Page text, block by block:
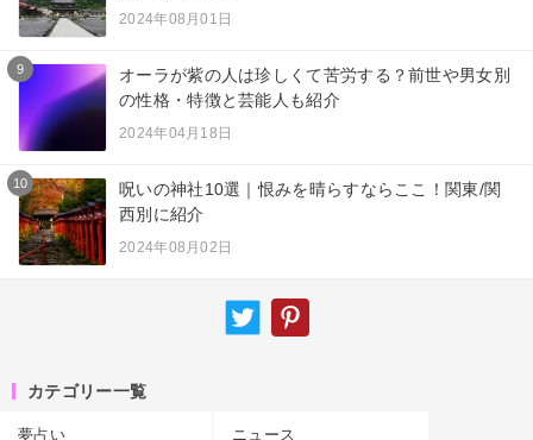
2024年08月01日
9
オーラが紫の人は珍しくて苦労する？前世や男女別
の性格・特徴と芸能人も紹介
2024年04月18日
10
呪いの神社10選｜恨みを晴らすならここ！関東/関
西別に紹介
2024年08月02日
カテゴリー一覧
夢占い ニュース